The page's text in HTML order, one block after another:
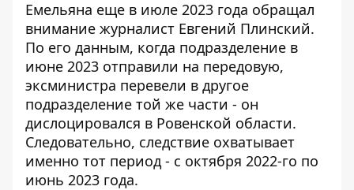
Емельяна еще в июле 2023 года обращал
внимание журналист Евгений Плинский.
По его данным, когда подразделение в
июне 2023 отправили на передовую,
эксминистра перевели в другое
подразделение той же части - он
дислоцировался в Ровенской области.
Следовательно, следствие охватывает
именно тот период - с октября 2022-го по
июнь 2023 года.